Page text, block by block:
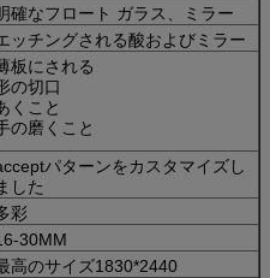
確なフロート ガラス、ミラー
ッチングされる酸およびミラー
板にされる
の切口
くこと
の磨くこと
パターンをカスタマイズし
した
彩
30MM
高のサイズ1830*2440